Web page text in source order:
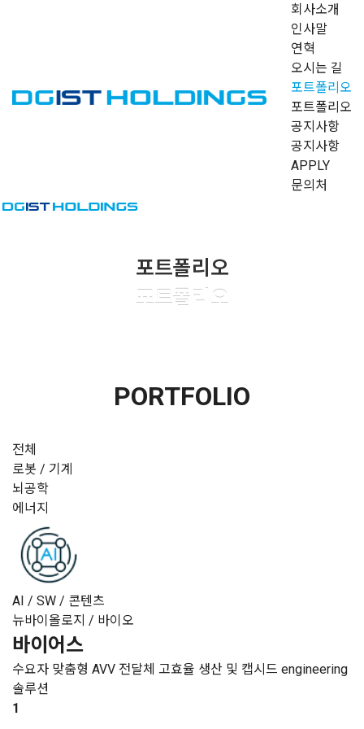
회사소개
인사말
연혁
오시는 길
포트폴리오
포트폴리오
공지사항
공지사항
APPLY
문의처
포트폴리오
포트폴리오
PORTFOLIO
전체
로봇 / 기계
뇌공학
에너지
AI / SW / 콘텐츠
뉴바이올로지 / 바이오
바이어스
수요자 맞춤형 AVV 전달체 고효율 생산 및 캡시드 engineering
솔루션
1